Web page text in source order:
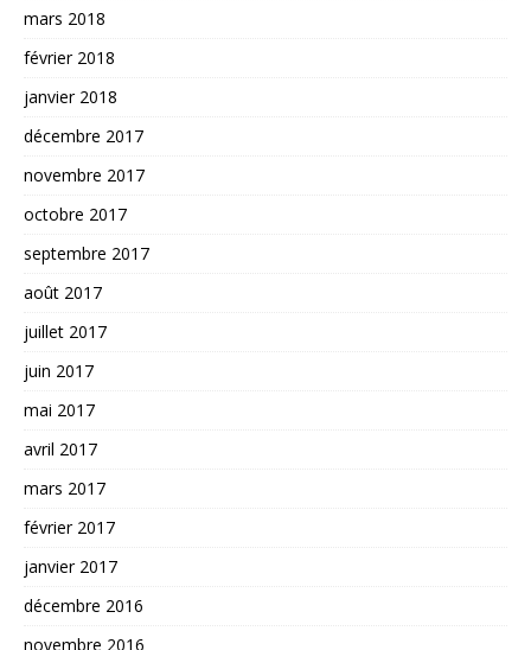
mars 2018
février 2018
janvier 2018
décembre 2017
novembre 2017
octobre 2017
septembre 2017
août 2017
juillet 2017
juin 2017
mai 2017
avril 2017
mars 2017
février 2017
janvier 2017
décembre 2016
novembre 2016